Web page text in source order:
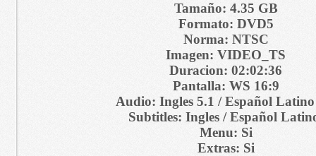
Tamaño: 4.35 GB
Formato: DVD5
Norma: NTSC
Imagen: VIDEO_TS
Duracion: 02:02:36
Pantalla: WS 16:9
Audio: Ingles 5.1 / Español
Subtitles: Ingles / Español
Menu: Si
Extras: Si